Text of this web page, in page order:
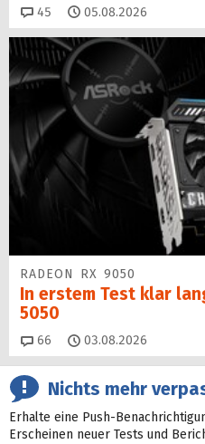
45 Kommentare
05.08.2026
RADEON RX 9050
In erstem Test klar
5050
66 Kommentare
03.08.2026
Nichts mehr
Erhalte eine Push-
Erscheinen neuer Tests und